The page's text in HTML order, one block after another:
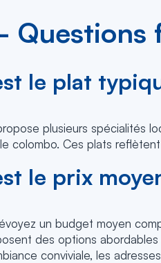
le plat
plusieurs spécialités
colombo. Ces plats
le prix
un budget moyen
des options
conviviale, les